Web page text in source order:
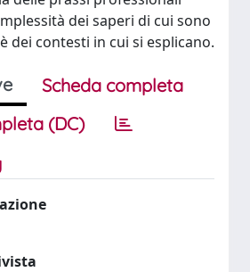
dei saperi di cui sono
dei contesti in cui si esplicano.
Scheda completa
(DC)